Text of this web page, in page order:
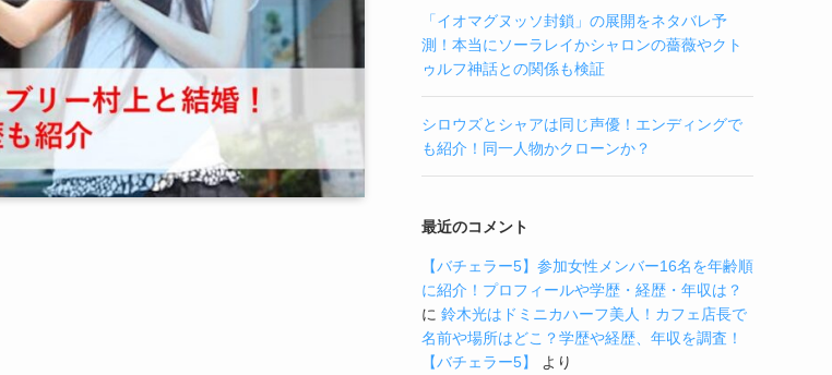
「イオマグヌッソ封鎖」の展開をネタバレ予
測！本当にソーラレイかシャロンの薔薇やクト
ゥルフ神話との関係も検証
シロウズとシャアは同じ声優！エンディングで
も紹介！同一人物かクローンか？
最近のコメント
【バチェラー5】参加女性メンバー16名を年齢順
に紹介！プロフィールや学歴・経歴・年収は？
に 鈴木光はドミニカハーフ美人！カフェ店長で
名前や場所はどこ？学歴や経歴、年収を調査！
【バチェラー5】
より